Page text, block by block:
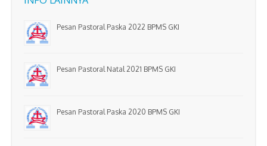
Pesan Pastoral Paska 2022 BPMS GKI
Pesan Pastoral Natal 2021 BPMS GKI
Pesan Pastoral Paska 2020 BPMS GKI